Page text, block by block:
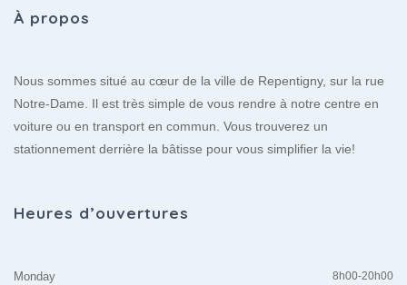
À propos
Nous sommes situé au cœur de la ville de Repentigny, sur la rue
Notre-Dame. Il est très simple de vous rendre à notre centre en
voiture ou en transport en commun. Vous trouverez un
stationnement derrière la bâtisse pour vous simplifier la vie!
Heures d’ouvertures
Monday 8h00-20h00